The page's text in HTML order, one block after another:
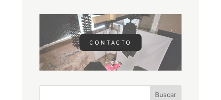
CONTACTO
Buscar